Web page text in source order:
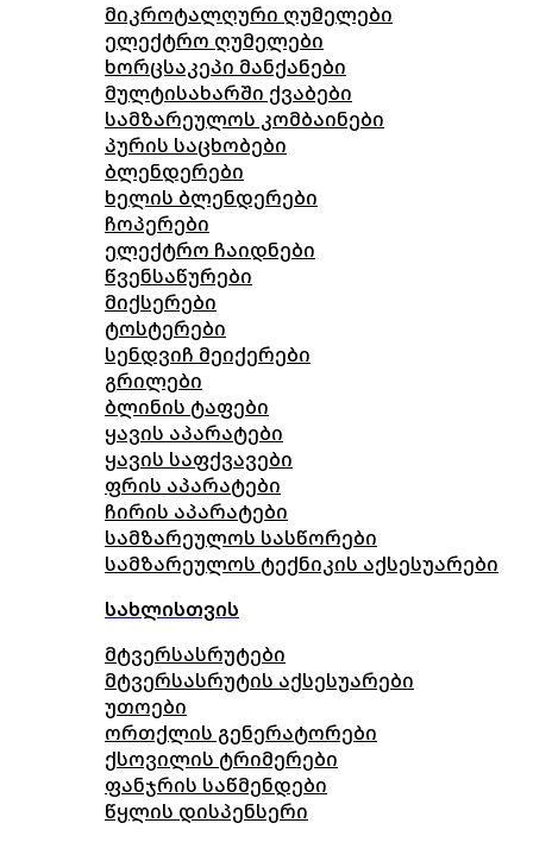
მიკროტალღური ღუმელები
ელექტრო ღუმელები
ხორცსაკეპი მანქანები
მულტისახარში ქვაბები
სამზარეულოს კომბაინები
პურის საცხობები
ბლენდერები
ხელის ბლენდერები
ჩოპერები
ელექტრო ჩაიდნები
წვენსაწურები
მიქსერები
ტოსტერები
სენდვიჩ მეიქერები
გრილები
ბლინის ტაფები
ყავის აპარატები
ყავის საფქვავები
ფრის აპარატები
ჩირის აპარატები
სამზარეულოს სასწორები
სამზარეულოს ტექნიკის აქსესუარები
სახლისთვის
მტვერსასრუტები
მტვერსასრუტის აქსესუარები
უთოები
ორთქლის გენერატორები
ქსოვილის ტრიმერები
ფანჯრის საწმენდები
წყლის დისპენსერი